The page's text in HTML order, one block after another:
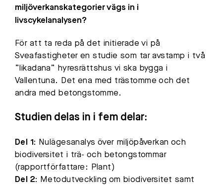
miljöverkanskategorier vägs in i
livscykelanalysen?
För att ta reda på det initierade vi på
Sveafastigheter en studie som tar avstamp i två
”likadana” hyresrättshus vi ska bygga i
Vallentuna. Det ena med trästomme och det
andra med betongstomme.
Studien delas in i fem delar:
Del 1: Nulägesanalys över miljöpåverkan och
biodiversitet i trä- och betongstommar
(rapportförfattare: Plant)
Del 2: Metodutveckling om biodiversitet samt